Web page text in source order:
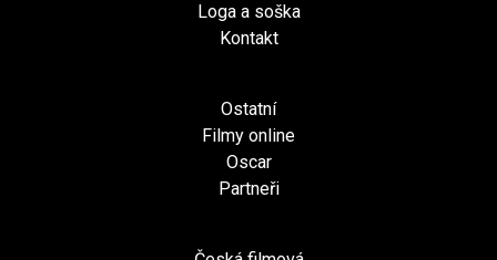
Loga a soška
Kontakt
Ostatní
Filmy online
Oscar
Partneři